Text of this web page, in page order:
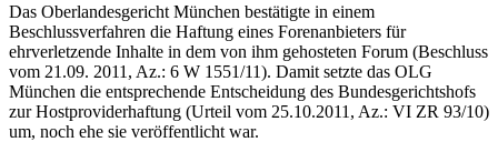
Das Oberlandesgericht München bestätigte in einem
Beschlussverfahren die Haftung eines Forenanbieters für
ehrverletzende Inhalte in dem von ihm gehosteten Forum (Beschluss
vom 21.09. 2011, Az.: 6 W 1551/11). Damit setzte das OLG
München die entsprechende Entscheidung des Bundesgerichtshofs
zur Hostproviderhaftung (Urteil vom 25.10.2011, Az.: VI ZR 93/10)
um, noch ehe sie veröffentlicht war.